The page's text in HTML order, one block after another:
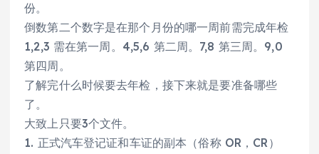
份。
倒数第二个数字是在那个月份的哪一周前需完成年检
1,2,3 需在第一周。4,5,6 第二周。7,8 第三周。9,0
第四周。
了解完什么时候要去年检，接下来就是要准备哪些
了。
大致上只要3个文件。
1. 正式汽车登记证和车证的副本（俗称 OR，CR）